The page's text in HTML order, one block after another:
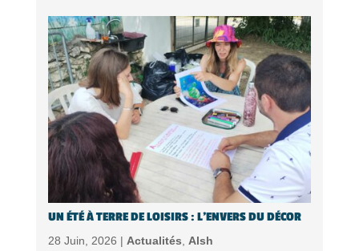
UN ÉTÉ À TERRE DE LOISIRS : L’ENVERS DU DÉCOR
28 Juin, 2026 | Actualités Alsh